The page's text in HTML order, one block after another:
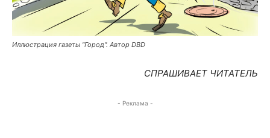
Иллюстрация газеты "Город". Автор DBD
СПРАШИВАЕТ ЧИТАТЕЛЬ
- Реклама -